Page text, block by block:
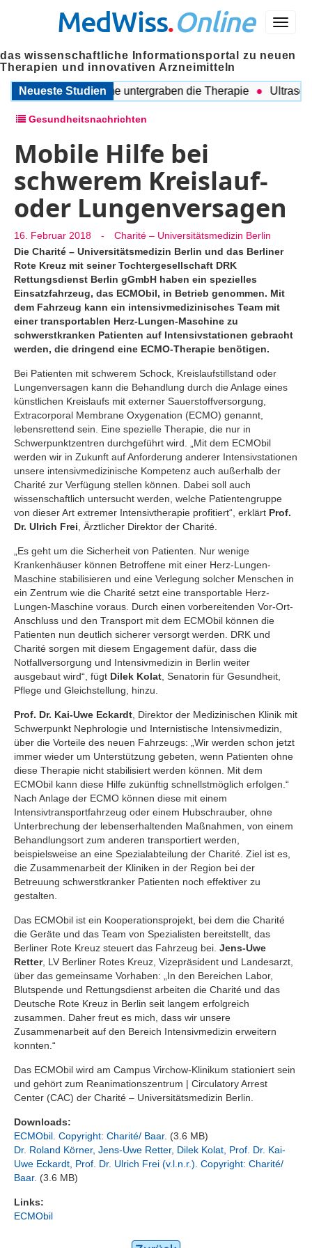
Menü
MedWiss.Online
das wissenschaftliche Informationsportal zu neuen
Therapien und innovativen Arzneimitteln
Neueste Studien
Probleme untergraben die Therapie Ultraschall
Gesundheitsnachrichten
Mobile Hilfe bei
schwerem Kreislauf-
oder Lungenversagen
16. Februar 2018 -
Charité – Universitätsmedizin Berlin
Die Charité – Universitätsmedizin Berlin und das Berliner
Rote Kreuz mit seiner Tochtergesellschaft DRK
Rettungsdienst Berlin gGmbH haben ein spezielles
Einsatzfahrzeug, das ECMObil, in Betrieb genommen. Mit
dem Fahrzeug kann ein intensivmedizinisches Team mit
einer transportablen Herz-Lungen-Maschine zu
schwerstkranken Patienten auf Intensivstationen gebracht
werden, die dringend eine ECMO-Therapie benötigen.
Bei Patienten mit schwerem Schock, Kreislaufstillstand oder
Lungenversagen kann die Behandlung durch die Anlage eines
künstlichen Kreislaufs mit externer Sauerstoffversorgung,
Extracorporal Membrane Oxygenation (ECMO) genannt,
lebensrettend sein. Eine spezielle Therapie, die nur in
Schwerpunktzentren durchgeführt wird. „Mit dem ECMObil
werden wir in Zukunft auf Anforderung anderer Intensivstationen
unsere intensivmedizinische Kompetenz auch außerhalb der
Charité zur Verfügung stellen können. Dabei soll auch
wissenschaftlich untersucht werden, welche Patientengruppe
von dieser Art extremer Intensivtherapie profitiert“, erklärt Prof.
Dr. Ulrich Frei , Ärztlicher Direktor der Charité.
„Es geht um die Sicherheit von Patienten. Nur wenige
Krankenhäuser können Betroffene mit einer Herz-Lungen-
Maschine stabilisieren und eine Verlegung solcher Menschen in
ein Zentrum wie die Charité setzt eine transportable Herz-
Lungen-Maschine voraus. Durch einen vorbereitenden Vor-Ort-
Anschluss und den Transport mit dem ECMObil können die
Patienten nun deutlich sicherer versorgt werden. DRK und
Charité sorgen mit diesem Engagement dafür, dass die
Notfallversorgung und Intensivmedizin in Berlin weiter
ausgebaut wird“, fügt Dilek Kolat , Senatorin für Gesundheit,
Pflege und Gleichstellung, hinzu.
Prof. Dr. Kai-Uwe Eckardt , Direktor der Medizinischen Klinik mit
Schwerpunkt Nephrologie und Internistische Intensivmedizin,
über die Vorteile des neuen Fahrzeugs: „Wir werden schon jetzt
immer wieder um Unterstützung gebeten, wenn Patienten ohne
diese Therapie nicht stabilisiert werden können. Mit dem
ECMObil kann diese Hilfe zukünftig schnellstmöglich erfolgen.“
Nach Anlage der ECMO können diese mit einem
Intensivtransportfahrzeug oder einem Hubschrauber, ohne
Unterbrechung der lebenserhaltenden Maßnahmen, von einem
Behandlungsort zum anderen transportiert werden,
beispielsweise an eine Spezialabteilung der Charité. Ziel ist es,
die Zusammenarbeit der Kliniken in der Region bei der
Betreuung schwerstkranker Patienten noch effektiver zu
gestalten.
Das ECMObil ist ein Kooperationsprojekt, bei dem die Charité
die Geräte und das Team von Spezialisten bereitstellt, das
Berliner Rote Kreuz steuert das Fahrzeug bei. Jens-Uwe
Retter, LV Berliner Rotes Kreuz, Vizepräsident und Landesarzt,
über das gemeinsame Vorhaben: „In den Bereichen Labor,
Blutspende und Rettungsdienst arbeiten die Charité und das
Deutsche Rote Kreuz in Berlin seit langem erfolgreich
zusammen. Daher freut es mich, dass wir unsere
Zusammenarbeit auf den Bereich Intensivmedizin erweitern
konnten.“
Das ECMObil wird am Campus Virchow-Klinikum stationiert sein
und gehört zum Reanimationszentrum | Circulatory Arrest
Center (CAC) der Charité – Universitätsmedizin Berlin.
Downloads:
ECMObil. Copyright: Charité/ Baar. (3.6 MB)
Dr. Roland Körner, Jens-Uwe Retter, Dilek Kolat, Prof. Dr. Kai-
Uwe Eckardt, Prof. Dr. Ulrich Frei (v.l.n.r.). Copyright: Charité/
Baar. (3.6 MB)
Links:
ECMObil